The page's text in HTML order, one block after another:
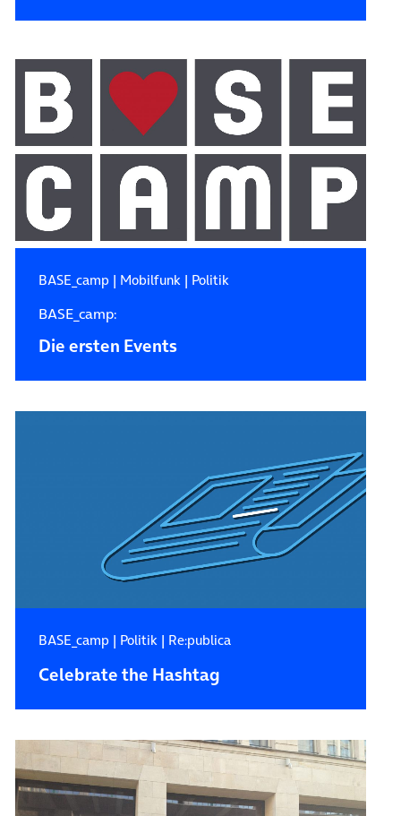
BASE_camp | Mobilfunk| Politik
BASE_camp:
Die ersten Events
BASE_camp | Politik| Re:publica
Celebrate the Hashtag